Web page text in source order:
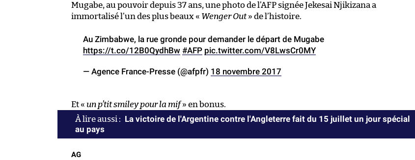
Mugabe, au pouvoir depuis 37 ans, une photo de l’AFP signée Jekesai Njikizana a
immortalisé l’un des plus beaux « Wenger Out» de l’histoire.
Au Zimbabwe, la rue gronde pour demander le départ de Mugabe
https://t.co/12B0QydhBw #AFP pic.twitter.com/V8LwsCr0MY
— Agence France-Presse (@afpfr) 18 novembre 2017
Et « un p’tit smiley pour la mif» en bonus.
La victoire de l'Argentine contre l'Angleterre fait du 15 juillet un jour spécial
au pays
AG